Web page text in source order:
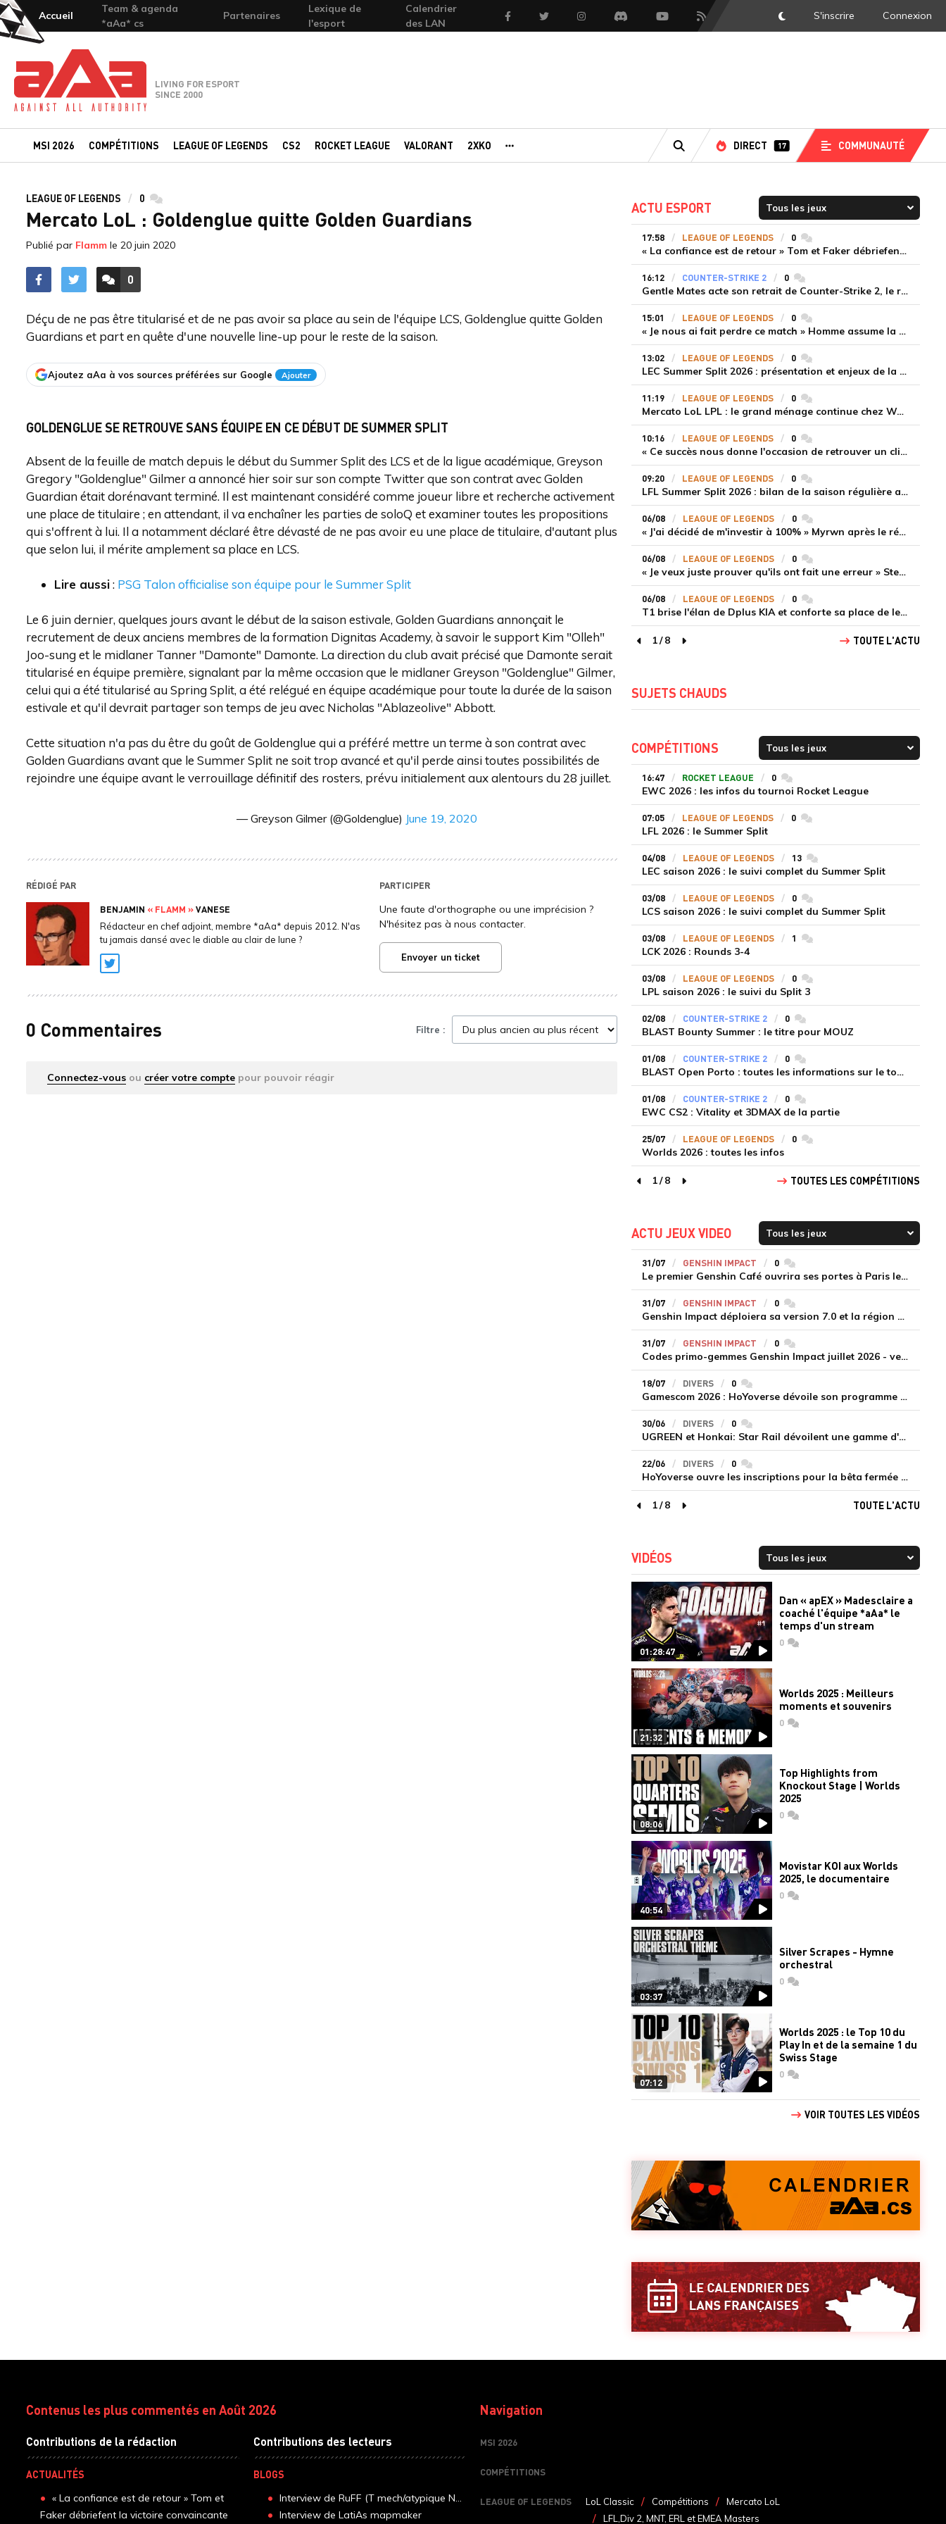
Accueil
Team & agenda
*aAa* cs
Partenaires
Lexique de
l'esport
Calendrier
des LAN
FacebookTwitter InstagramDiscord YoutubeFlux RSS DarkMode
S'inscrire Connexion
Team-aAa - against All authority
LIVING FOR ESPORT
SINCE 2000
MSI 2026 COMPÉTITIONS LEAGUE OF LEGENDS CS2 ROCKET LEAGUE VALORANT 2XKO
RECHERCHE
DIRECT 17 COMMUNAUTÉ
LEAGUE OF LEGENDS 0 commentaires
Mercato LoL : Goldenglue quitte Golden Guardians
Publié par Flamm le 20 juin 2020
ACCÉDER AUX
0
COMMENTAIRES
Déçu de ne pas être titularisé et de ne pas avoir sa place au sein de l'équipe LCS, Goldenglue quitte Golden
Guardians et part en quête d'une nouvelle line-up pour le reste de la saison.
Ajoutez aAa à vos sources préférées sur Google Ajouter
GOLDENGLUE SE RETROUVE SANS ÉQUIPE EN CE DÉBUT DE SUMMER SPLIT
Absent de la feuille de match depuis le début du Summer Split des LCS et de la ligue académique, Greyson
Gregory "Goldenglue" Gilmer a annoncé hier soir sur son compte Twitter que son contrat avec Golden
Guardian était dorénavant terminé. Il est maintenant considéré comme joueur libre et recherche activement
une place de titulaire ; en attendant, il va enchaîner les parties de soloQ et examiner toutes les propositions
qui s'offrent à lui. Il a notamment déclaré être dévasté de ne pas avoir eu une place de titulaire, d'autant plus
que selon lui, il mérite amplement sa place en LCS.
Lire aussi: PSG Talon officialise son équipe pour le Summer Split
Le 6 juin dernier, quelques jours avant le début de la saison estivale, Golden Guardians annonçait le
recrutement de deux anciens membres de la formation Dignitas Academy, à savoir le support Kim "Olleh"
Joo-sung et le midlaner Tanner "Damonte" Damonte. La direction du club avait précisé que Damonte serait
titularisé en équipe première, signalant par la même occasion que le midlaner Greyson "Goldenglue" Gilmer,
celui qui a été titularisé au Spring Split, a été relégué en équipe académique pour toute la durée de la saison
estivale et qu'il devrait partager son temps de jeu avec Nicholas "Ablazeolive" Abbott.
Cette situation n'a pas du être du goût de Goldenglue qui a préféré mettre un terme à son contrat avec
Golden Guardians avant que le Summer Split ne soit trop avancé et qu'il perde ainsi toutes possibilités de
rejoindre une équipe avant le verrouillage définitif des rosters, prévu initialement aux alentours du 28 juillet.
— Greyson Gilmer (@Goldenglue) June 19, 2020
RÉDIGÉ PAR
BENJAMIN « FLAMM »VANESE
Rédacteur en chef adjoint, membre *aAa* depuis 2012. N'as
tu jamais dansé avec le diable au clair de lune ?
Twitter
PARTICIPER
Une faute d'orthographe ou une imprécision ?
N'hésitez pas à nous contacter.
Envoyer un ticket
0 Commentaires Filtre :
Connectez-vous ou créer votre compte pour pouvoir réagir
ACTU ESPORT
17:58 LEAGUE OF LEGENDS 0commentaires
« La confiance est de retour » Tom et Faker débriefent la victoire convaincante de T1 face à Dplus KIA
16:12 COUNTER-STRIKE 2 0commentaires
Gentle Mates acte son retrait de Counter-Strike 2, le roster ibérique libéré
15:01 LEAGUE OF LEGENDS 0commentaires
« Je nous ai fait perdre ce match » Homme assume la responsabilité de la défaite de HLE face à Gen.G
13:02 LEAGUE OF LEGENDS 0commentaires
LEC Summer Split 2026 : présentation et enjeux de la troisième semaine de compétition
11:19 LEAGUE OF LEGENDS 0commentaires
Mercato LoL LPL : le grand ménage continue chez Weibo Gaming, Jiejie quitte le navire au profit de Xiaohao
10:16 LEAGUE OF LEGENDS 0commentaires
« Ce succès nous donne l'occasion de retrouver un climat beaucoup plus positif » Ryu et Canyon soulagés après la victoire de Gen.G sur HLE
09:20 LEAGUE OF LEGENDS 0commentaires
LFL Summer Split 2026 : bilan de la saison régulière avec Solary en tête
06/08 LEAGUE OF LEGENDS 0commentaires
« J'ai décidé de m'investir à 100% » Myrwn après le réveil de Movistar KOI face à Fnatic
06/08 LEAGUE OF LEGENDS 0commentaires
« Je veux juste prouver qu'ils ont fait une erreur » Stend se confie sur son mercato chaotique et ses ambitions avec Shifters
06/08 LEAGUE OF LEGENDS 0commentaires
T1 brise l'élan de Dplus KIA et conforte sa place de leader en LCK 2026 Rounds 3-4
page précédente
1/8
page suivante
TOUTE L'ACTU
SUJETS CHAUDS
COMPÉTITIONS
16:47 ROCKET LEAGUE 0commentaires
EWC 2026 : les infos du tournoi Rocket League
07:05 LEAGUE OF LEGENDS 0commentaires
LFL 2026 : le Summer Split
04/08 LEAGUE OF LEGENDS 13commentaires
LEC saison 2026 : le suivi complet du Summer Split
03/08 LEAGUE OF LEGENDS 0commentaires
LCS saison 2026 : le suivi complet du Summer Split
03/08 LEAGUE OF LEGENDS 1 commentaires
LCK 2026 : Rounds 3-4
03/08 LEAGUE OF LEGENDS 0commentaires
LPL saison 2026 : le suivi du Split 3
02/08 COUNTER-STRIKE 2 0commentaires
BLAST Bounty Summer : le titre pour MOUZ
01/08 COUNTER-STRIKE 2 0commentaires
BLAST Open Porto : toutes les informations sur le tournoi
01/08 COUNTER-STRIKE 2 0commentaires
EWC CS2 : Vitality et 3DMAX de la partie
25/07 LEAGUE OF LEGENDS 0commentaires
Worlds 2026 : toutes les infos
page précédente
1/8
page suivante
TOUTES LES COMPÉTITIONS
ACTU JEUX VIDEO
31/07 GENSHIN IMPACT 0commentaires
Le premier Genshin Café ouvrira ses portes à Paris le 14 août
31/07 GENSHIN IMPACT 0commentaires
Genshin Impact déploiera sa version 7.0 et la région de Snezhnaya le 12 août
31/07 GENSHIN IMPACT 0commentaires
Codes primo-gemmes Genshin Impact juillet 2026 - version 7.0
18/07 DIVERS 0commentaires
Gamescom 2026 : HoYoverse dévoile son programme et présente deux nouveaux jeux inédits
30/06 DIVERS 0commentaires
UGREEN et Honkai: Star Rail dévoilent une gamme d'accessoires de recharge en édition limitée
22/06 DIVERS 0commentaires
HoYoverse ouvre les inscriptions pour la bêta fermée de Honkai : Nexus Anima
page précédente
1/8
page suivante
TOUTE L'ACTU
VIDÉOS
01:28:47
Dan « apEX » Madesclaire a
coaché l'équipe *aAa* le
temps d'un stream
0commentaires
21:32
Worlds 2025 : Meilleurs
moments et souvenirs
0commentaires
08:06
Top Highlights from
Knockout Stage | Worlds
2025
0commentaires
40:54
Movistar KOI aux Worlds
2025, le documentaire
0commentaires
03:37
Silver Scrapes - Hymne
orchestral
0commentaires
07:12
Worlds 2025 : le Top 10 du
Play In et de la semaine 1 du
Swiss Stage
0commentaires
VOIR TOUTES LES VIDÉOS
Contenus les plus commentés en Août 2026
Contributions de la rédaction
ACTUALITÉS
« La confiance est de retour » Tom et
Faker débriefent la victoire convaincante
Contributions des lecteurs
BLOGS
Interview de RuFF (T mech/atypique N...
Interview de LatiAs mapmaker
Navigation
MSI 2026
COMPÉTITIONS
LEAGUE OF LEGENDS LoL Classic Compétitions
Mercato LoL
LFL,Div 2, MNT, ERL et EMEA Masters